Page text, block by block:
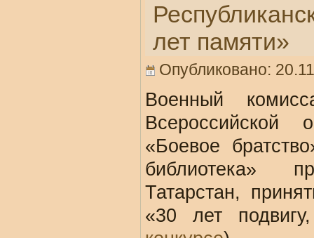
лет памяти»
Опубликовано:
Военный
Всероссийской
«Боевое
библиотека»
Татарстан,
«30 лет